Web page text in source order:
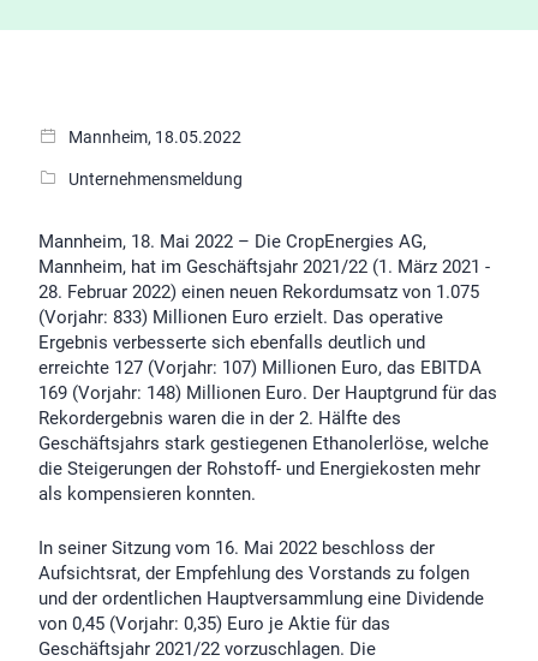
Mannheim, 18.05.2022
Unternehmensmeldung
Mannheim, 18. Mai 2022 – Die CropEnergies AG,
Mannheim, hat im Geschäftsjahr 2021/22 (1. März 2021 -
28. Februar 2022) einen neuen Rekordumsatz von 1.075
(Vorjahr: 833) Millionen Euro erzielt. Das operative
Ergebnis verbesserte sich ebenfalls deutlich und
erreichte 127 (Vorjahr: 107) Millionen Euro, das EBITDA
169 (Vorjahr: 148) Millionen Euro. Der Hauptgrund für das
Rekordergebnis waren die in der 2. Hälfte des
Geschäftsjahrs stark gestiegenen Ethanolerlöse, welche
die Steigerungen der Rohstoff- und Energiekosten mehr
als kompensieren konnten.
In seiner Sitzung vom 16. Mai 2022 beschloss der
Aufsichtsrat, der Empfehlung des Vorstands zu folgen
und der ordentlichen Hauptversammlung eine Dividende
von 0,45 (Vorjahr: 0,35) Euro je Aktie für das
Geschäftsjahr 2021/22 vorzuschlagen. Die